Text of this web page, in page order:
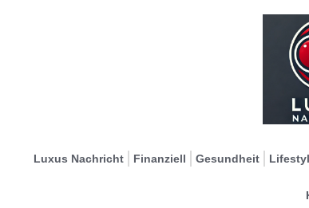
Luxus Nachricht Finanziell Gesundheit